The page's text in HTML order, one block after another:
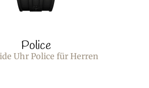
Police
Uhr Police für Herren